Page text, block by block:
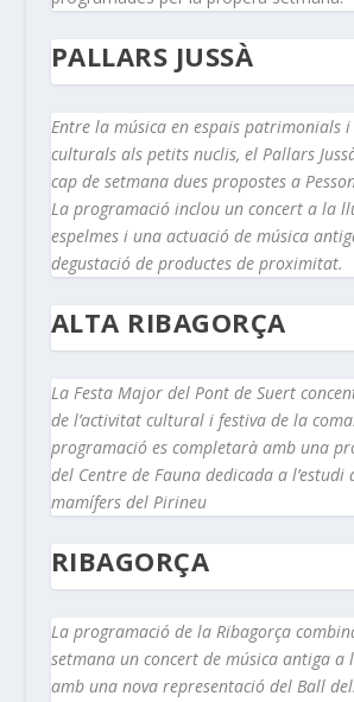
PALLARS JUSSÀ
Entre la música en espais patrimonials
culturals als petits nuclis, el Pallars
cap de setmana dues propostes a
La programació inclou un concert a la
espelmes i una actuació de música
degustació de productes de proximitat.
ALTA RIBAGORÇA
La Festa Major del Pont de Suert
de l’activitat cultural i festiva de la
programació es completarà amb una
del Centre de Fauna dedicada a l’estudi
mamífers del Pirineu
RIBAGORÇA
La programació de la Ribagorça
setmana un concert de música antiga a
amb una nova representació del Ball